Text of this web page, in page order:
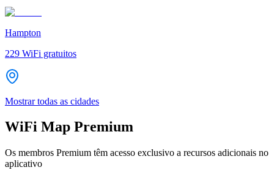
Hampton
229 WiFi gratuitos
Mostrar todas as cidades
WiFi Map Premium
Os membros Premium têm acesso exclusivo a recursos adicionais no
aplicativo